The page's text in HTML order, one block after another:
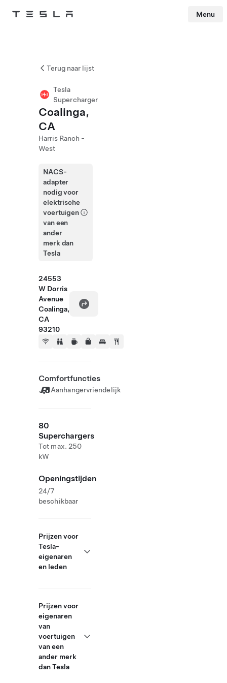
Tesla Menu
Terug naar lijst
Tesla
Supercharger
Coalinga,
CA
Harris Ranch -
West
NACS-
adapter
nodig voor
elektrische
voertuigen
van een
ander
merk dan
Tesla
24553
W Dorris
Avenue
Coalinga,
CA
93210
Comfortfuncties
Aanhangervriendelijk
80
Superchargers
Tot max. 250
kW
Openingstijden
24/7
beschikbaar
Prijzen voor
Tesla-
eigenaren
en leden
Prijzen voor
eigenaren
van
voertuigen
van een
ander merk
dan Tesla